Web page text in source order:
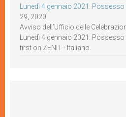
Lunedì 4 gennaio 2021:
29, 2020
Avviso dell’Ufficio delle
Lunedì 4 gennaio 2021:
first on ZENIT - Italiano.